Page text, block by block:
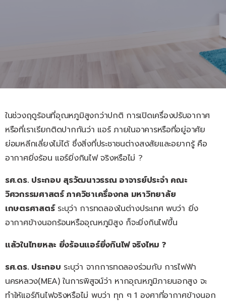
ในช่วงฤดูร้อนที่อุณหภูมิสูงกว่าปกติ การเปิดเครื่องปรับอากาศ
หรือที่เราเรียกติดปากกันว่า แอร์ ภายในอาคารหรือที่อยู่อาศัย
ย่อมหลีกเลี่ยงไม่ได้ ซึ่งสิ่งที่ประชาชนต่างสงสัยและอยากรู้ คือ
อากาศยิ่งร้อน แอร์ยิ่งกินไฟ จริงหรือไม่ ?
รศ.ดร. ประกอบ สุรวัฒนาวรรณ อาจารย์ประจำ คณะ
วิศวกรรมศาสตร์ ภาควิชาเครื่องกล มหาวิทยาลัย
เกษตรศาสตร์ระบุว่า การทดลองในต่างประเทศ พบว่า ยิ่ง
อากาศข้างนอกร้อนหรืออุณหภูมิสูง ก็จะยิ่งกินไฟขึ้น
แล้วในไทยหละ ยิ่งร้อนแอร์ยิ่งกินไฟ จริงไหม ?
รศ.ดร. ประกอบ ระบุว่า จากการทดลองร่วมกับ การไฟฟ้า
นครหลวง(MEA) ในการพิสูจน์ว่า หากอุณหภูมิภายนอกสูง จะ
ทำให้แอร์กินไฟจริงหรือไม่ พบว่า ทุก ๆ 1 องศาที่อากาศข้างนอก